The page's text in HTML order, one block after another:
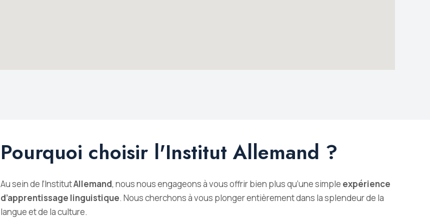
Pourquoi choisir l'Institut Allemand ?
Au sein de l’InstitutAllemand, nous nous engageons à vous offrir bien plus qu’une simple expérience
d’apprentissage linguistique. Nous cherchons à vous plonger entièrement dans la splendeur de la
langue et de la culture.